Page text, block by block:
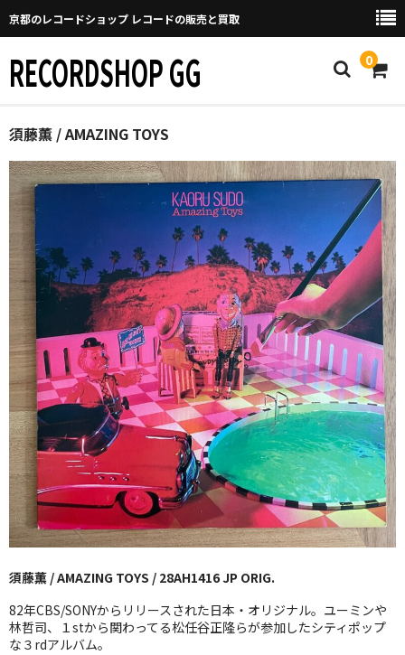
京都のレコードショップ レコードの販売と買取
RECORDSHOP GG 0
Home
マイページ
GGについて
買取について
取り置きなどについて
Categories
New Arrivals
新譜
GG RECORD （当店のレーベル）
全商品
JAZZ-US
BLUE NOTE
JAZZ-EU
JAZZ-JP
須藤薫 / AMAZING TOYS
須藤薫 / AMAZING TOYS / 28AH1416 JP ORIG.
82年CBS/SONYからリリースされた日本・オリジナル。ユーミンや
林哲司、１stから関わってる松任谷正隆らが参加したシティポップ
な３rdアルバム。